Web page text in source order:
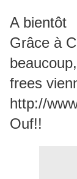
A bientôt
Grâce à
frees
http://
Ouf!!